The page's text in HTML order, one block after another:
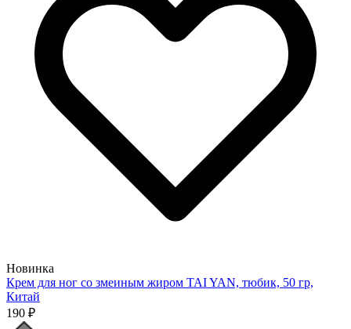
Новинка
Крем для ног со змеиным жиром TAI YAN, тюбик, 50 гр,
Китай
190 ₽